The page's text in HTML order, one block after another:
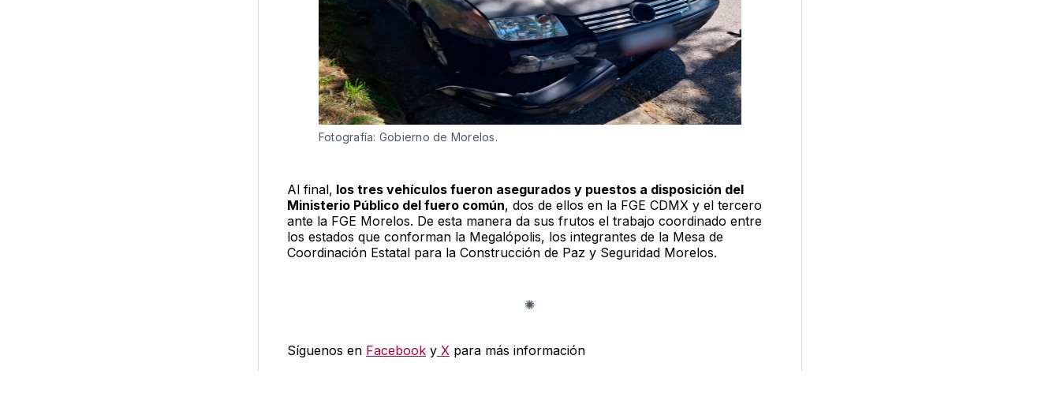
Fotografía: Gobierno de Morelos.
Al final, los tres vehículos fueron asegurados y puestos a disposición del
Ministerio Público del fuero común, dos de ellos en la FGE CDMX y el tercero
ante la FGE Morelos. De esta manera da sus frutos el trabajo coordinado entre
los estados que conforman la Megalópolis, los integrantes de la Mesa de
Coordinación Estatal para la Construcción de Paz y Seguridad Morelos.
Síguenos en FacebookyX para más información